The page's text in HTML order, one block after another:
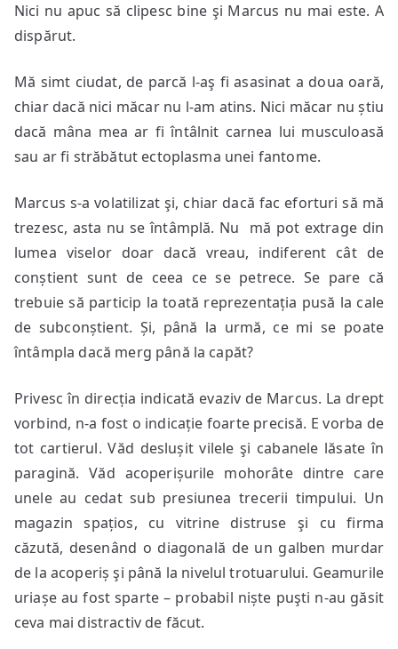
Nici nu apuc să clipesc bine şi Marcus nu mai este. A
dispărut.
Mă simt ciudat, de parcă l-aş fi asasinat a doua oară,
chiar dacă nici măcar nu l-am atins. Nici măcar nu știu
dacă mâna mea ar fi întâlnit carnea lui musculoasă
sau ar fi străbătut ectoplasma unei fantome.
Marcus s-a volatilizat şi, chiar dacă fac eforturi să mă
trezesc, asta nu se întâmplă. Nu mă pot extrage din
lumea viselor doar dacă vreau, indiferent cât de
conștient sunt de ceea ce se petrece. Se pare că
trebuie să particip la toată reprezentația pusă la cale
de subconștient. Și, până la urmă, ce mi se poate
întâmpla dacă merg până la capăt?
Privesc în direcția indicată evaziv de Marcus. La drept
vorbind, n-a fost o indicație foarte precisă. E vorba de
tot cartierul. Văd deslușit vilele şi cabanele lăsate în
paragină. Văd acoperișurile mohorâte dintre care
unele au cedat sub presiunea trecerii timpului. Un
magazin spațios, cu vitrine distruse şi cu firma
căzută, desenând o diagonală de un galben murdar
de la acoperiș şi până la nivelul trotuarului. Geamurile
uriașe au fost sparte – probabil niște puşti n-au găsit
ceva mai distractiv de făcut.